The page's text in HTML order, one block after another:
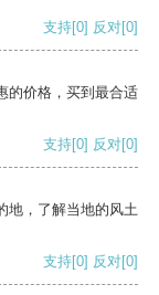
支持[0] 反对[0]
的价格，买到最合适
支持[0] 反对[0]
地，了解当地的风土
支持[0] 反对[0]